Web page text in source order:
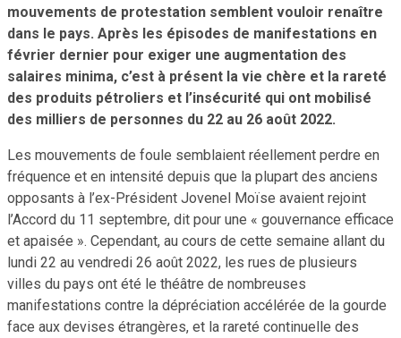
mouvements de protestation semblent vouloir renaître
dans le pays. Après les épisodes de manifestations en
février dernier pour exiger une augmentation des
salaires minima, c’est à présent la vie chère et la rareté
des produits pétroliers et l’insécurité qui ont mobilisé
des milliers de personnes du 22 au 26 août 2022.
Les mouvements de foule semblaient réellement perdre en
fréquence et en intensité depuis que la plupart des anciens
opposants à l’ex-Président Jovenel Moïse avaient rejoint
l’Accord du 11 septembre, dit pour une « gouvernance efficace
et apaisée ». Cependant, au cours de cette semaine allant du
lundi 22 au vendredi 26 août 2022, les rues de plusieurs
villes du pays ont été le théâtre de nombreuses
manifestations contre la dépréciation accélérée de la gourde
face aux devises étrangères, et la rareté continuelle des